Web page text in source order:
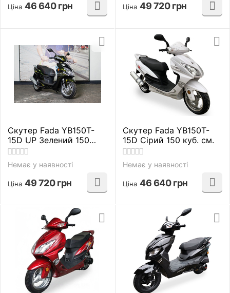
Ціна 46 640 грн Ціна 49 720 грн
Скутер Fada YB150T-
15D UP Зелений 150
куб. см.
Немає у наявності
Ціна 49 720 грн
Скутер Fada YB150T-
15D Сірий 150 куб. см.
Немає у наявності
Ціна 46 640 грн